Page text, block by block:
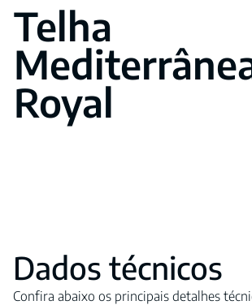
Dados técnicos
Confira abaixo os principais detalhes
Telha
Royal